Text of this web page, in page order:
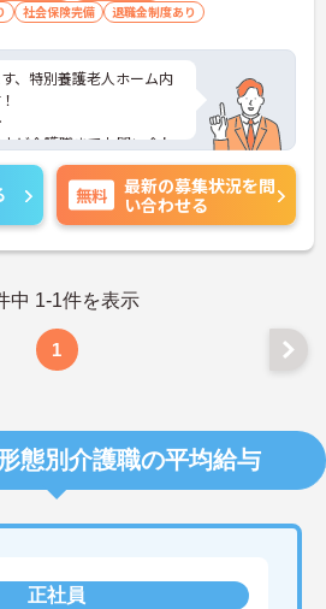
社会保険完備 退職金制度あり
、特別養護老人ホーム内
ビ介護職までお問い合わ
無料
最新の募集状況を問
い合わせる
中 1-1件を表示
1
態別介護職の平均給与
正社員